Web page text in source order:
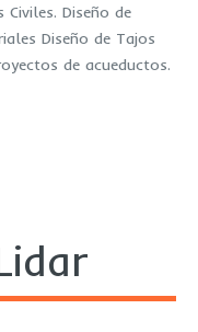
Diseño de
Diseño de Tajos
de acueductos.